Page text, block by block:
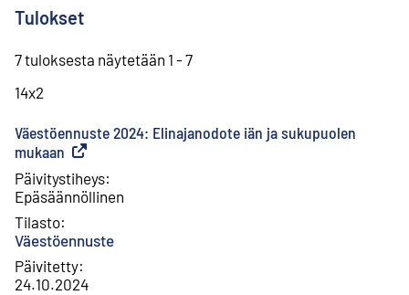
Tulokset
7 tuloksesta näytetään 1 - 7
14x2
Väestöennuste 2024: Elinajanodote iän ja sukupuolen
mukaan Ulkoinen linkki
Päivitystiheys:
Epäsäännöllinen
Tilasto:
Väestöennuste
Päivitetty:
24.10.2024